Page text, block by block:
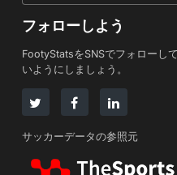
フォローしよう
FootyStatsをSNSでフォローし
いようにしましょう。
サッカーデータの参照元